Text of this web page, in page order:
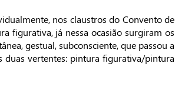
nos claustros do Convento de
figurativa, já nessa ocasião surgiram os
gestual, subconsciente, que passou a
duas vertentes: pintura figurativa/pintura